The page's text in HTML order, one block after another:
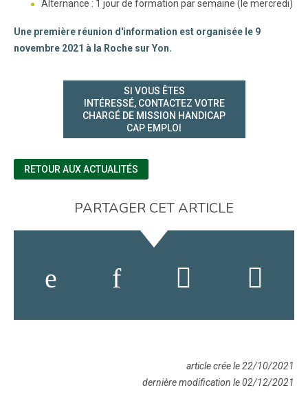
Alternance : 1 jour de formation par semaine (le mercredi)
Une première réunion d'information est organisée le 9
novembre 2021 à la Roche sur Yon.
SI VOUS ÊTES
INTÉRESSÉ, CONTACTEZ VOTRE
CHARGÉ DE MISSION HANDICAP
CAP EMPLOI
RETOUR AUX ACTUALITÉS
PARTAGER CET ARTICLE
article crée le 22/10/2021
dernière modification le 02/12/2021